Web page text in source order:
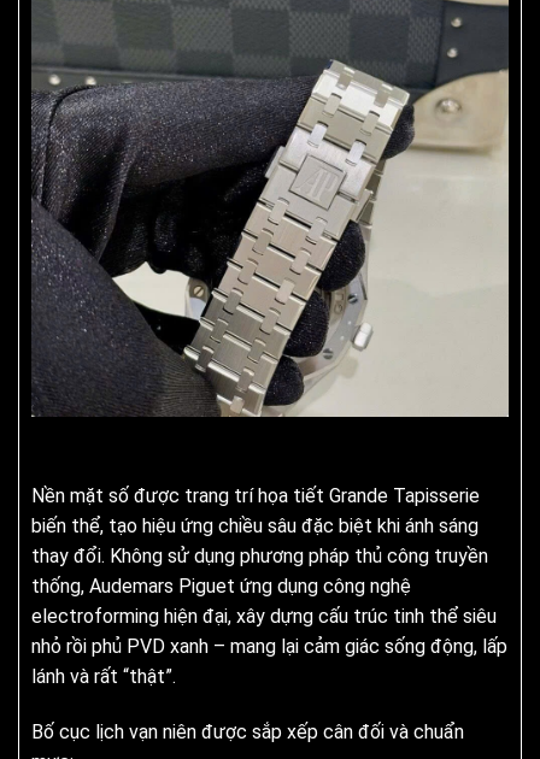
Nền mặt số được trang trí họa tiết Grande Tapisserie
biến thể, tạo hiệu ứng chiều sâu đặc biệt khi ánh sáng
thay đổi. Không sử dụng phương pháp thủ công truyền
thống, Audemars Piguet ứng dụng công nghệ
electroforming hiện đại, xây dựng cấu trúc tinh thể siêu
nhỏ rồi phủ PVD xanh – mang lại cảm giác sống động, lấp
lánh và rất “thật”.
Bố cục lịch vạn niên được sắp xếp cân đối và chuẩn